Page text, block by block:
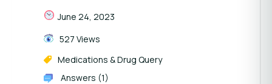
June 24, 2023
527 Views
Medications & Drug Query
Answers (1)